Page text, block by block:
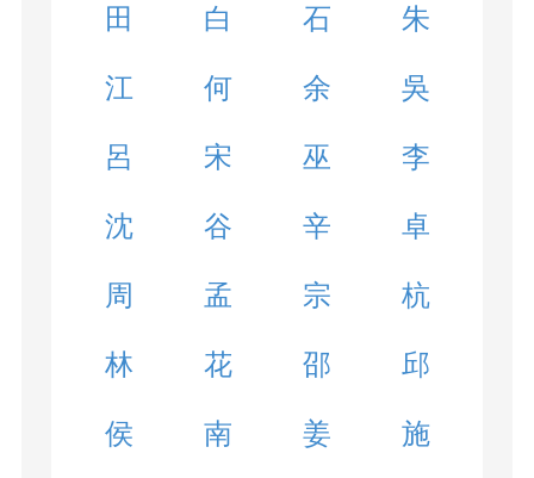
田 白 石 朱
江 何 余 吳
呂 宋 巫 李
沈 谷 辛 卓
周 孟 宗 杭
林 花 邵 邱
侯 南 姜 施